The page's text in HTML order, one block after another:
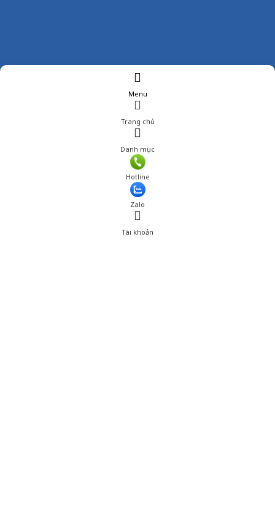
Menu
Trang chủ
Danh mục
Hotline
Zalo
Tài khoản